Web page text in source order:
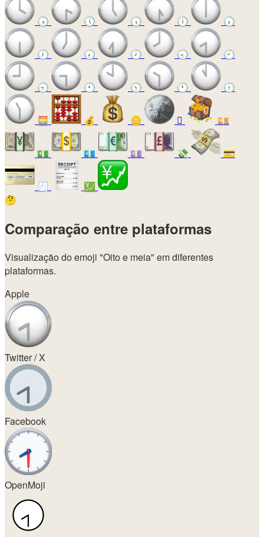
🕟 🕔 🕠 🕕 🕡
🕖 🕢 🕗 🕣 🕘
🕤 🕙 🕥 🕚 🕦
🧮 💰 🪙 🪎 💴
💵 💶 💷 💸 💳
🧾
💹
🤔
Comparação entre plataformas
Visualização do emoji "Oito e meia" em diferentes
plataformas.
Apple
Twitter / X
Facebook
OpenMoji